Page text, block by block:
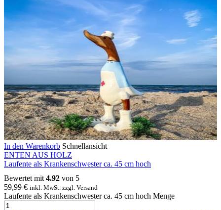
In den Warenkorb Schnellansicht
ENTEN AUS HOLZ
Laufente als Krankenschwester ca. 45 cm hoch
Bewertet mit 4.92 von 5
59,99 € inkl. MwSt. zzgl. Versand
Laufente als Krankenschwester ca. 45 cm hoch Menge